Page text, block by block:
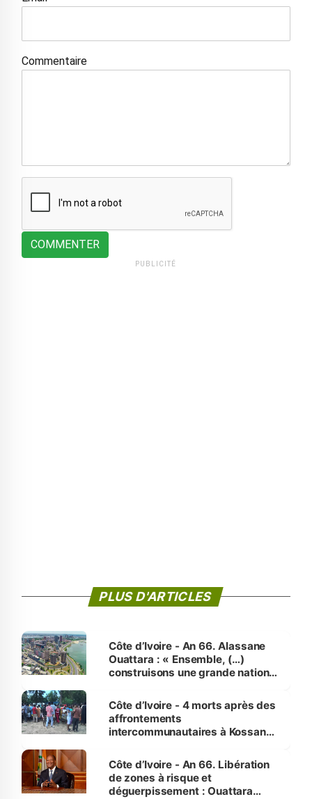
Commentaire
COMMENTER
PUBLICITÉ
PLUS D'ARTICLES
Côte d’Ivoire - An 66. Alassane
Ouattara : « Ensemble, (…)
construisons une grande nation
générations futures »
Côte d’Ivoire - 4 morts après des
affrontements
intercommunautaires à Kossandji
milieu des sinistrés
Côte d’Ivoire - An 66. Libération
de zones à risque et
déguerpissement : Ouattara